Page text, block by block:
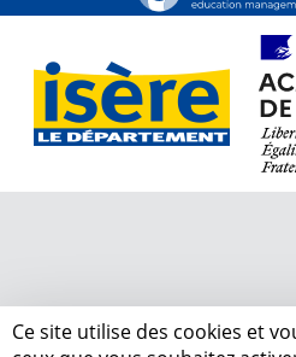
Ce site utilise des cookies et